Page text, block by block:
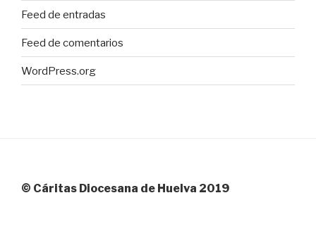
Feed de entradas
Feed de comentarios
WordPress.org
© Cáritas Diocesana de Huelva 2019